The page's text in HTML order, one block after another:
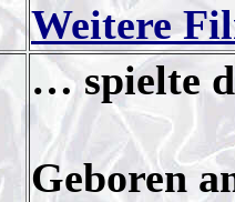
Weitere
… spielte
Geboren